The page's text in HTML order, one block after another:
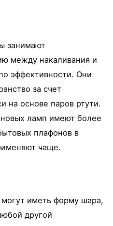
занимают
между накаливания и
эффективности. Они
за счет
на основе паров ртути.
ламп имеют более
плафонов в
чаще.
иметь форму шара,
другой